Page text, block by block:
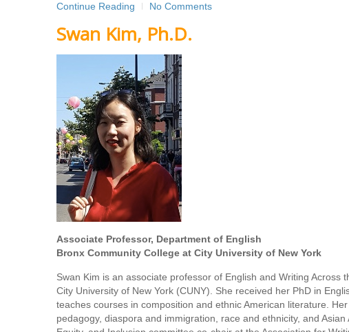
Continue Reading No Comments
Swan Kim, Ph.D.
Associate Professor, Department of English
Bronx Community College at City University of New York
Swan Kim is an associate professor of English and Writing
City University of New York (CUNY). She received her PhD in
teaches courses in composition and ethnic American literature.
pedagogy, diaspora and immigration, race and ethnicity, and